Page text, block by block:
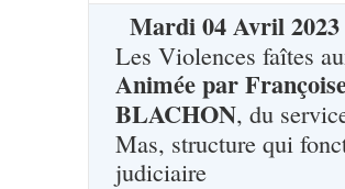
Mardi04Avril2023
Les Violences faîtes
Animée par
BLACHON, du
Mas, structure qui
judiciaire